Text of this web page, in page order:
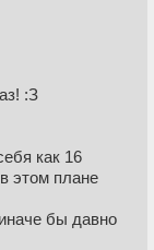
:З
как 16
этом плане
бы давно